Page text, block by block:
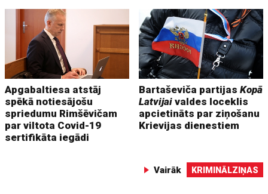
Apgabaltiesa atstāj
spēkā notiesājošu
spriedumu Rimšēvičam
par viltota Covid-19
sertifikāta iegādi
Bartaševiča partijasKopā
Latvijai valdes loceklis
apcietināts par ziņošanu
Krievijas dienestiem
Vairāk KRIMINĀLZIŅAS